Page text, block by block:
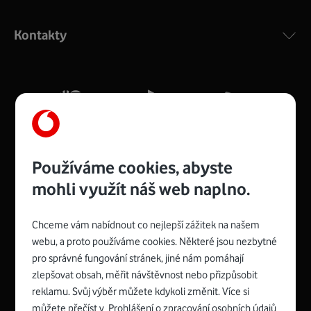
silný signál pro celou domácnost. Kompaktní rozměry 21
Více o COMPAL CH7465VF
Zyxel VMG8623-T50B:
Rozměry modemu jsou 16 x 22 x 7,5 cm (včetně stojánku)
a nabízí 4 gigabitové LAN porty a bezdrátové připojení Wi-
Spojte se s Vodafonem
Kontakty
Používáme cookies, abyste
mohli využít náš web naplno.
Chceme vám nabídnout co nejlepší zážitek na našem
webu, a proto používáme cookies. Některé jsou nezbytné
pro správné fungování stránek, jiné nám pomáhají
zlepšovat obsah, měřit návštěvnost nebo přizpůsobit
reklamu. Svůj výběr můžete kdykoli změnit. Více si
můžete přečíst v Prohlášení o zpracování osobních údajů